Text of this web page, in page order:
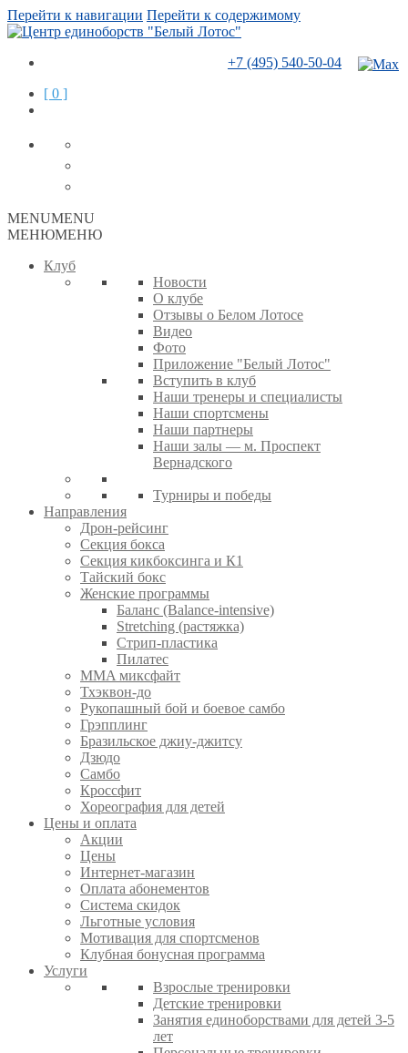
Перейти к навигации Перейти к содержимому
+7 (495) 540-50-04
[ 0 ]
MENUMENU
МЕНЮМЕНЮ
Клуб
Новости
О клубе
Отзывы о Белом Лотосе
Видео
Фото
Приложение "Белый Лотос"
Вступить в клуб
Наши тренеры и специалисты
Наши спортсмены
Наши партнеры
Наши залы — м. Проспект
Вернадского
Турниры и победы
Направления
Дрон-рейсинг
Секция бокса
Секция кикбоксинга и К1
Тайский бокс
Женские программы
Баланс (Balance-intensive)
Stretching (растяжка)
Стрип-пластика
Пилатес
MMA миксфайт
Тхэквон-до
Рукопашный бой и боевое самбо
Грэпплинг
Бразильское джиу-джитсу
Дзюдо
Самбо
Кроссфит
Хореография для детей
Цены и оплата
Акции
Цены
Интернет-магазин
Оплата абонементов
Система скидок
Льготные условия
Мотивация для спортсменов
Клубная бонусная программа
Услуги
Взрослые тренировки
Детские тренировки
Занятия единоборствами для детей 3-5
лет